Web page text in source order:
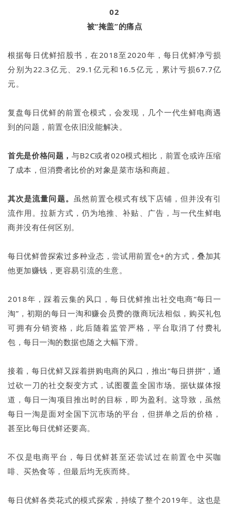
02
被“掩盖”的痛点
根据每日优鲜招股书，在2018至2020年，每日优鲜净亏损
分别为22.3亿元、29.1亿元和16.5亿元，累计亏损67.7亿
元。
复盘每日优鲜的前置仓模式，会发现，几个一代生鲜电商遇
到的问题，前置仓依旧没能解决。
首先是价格问题，与B2C或者020模式相比，前置仓或许压缩
了成本，但消费者比价的对象是菜市场和商超。
其次是流量问题。 虽然前置仓模式有线下店铺，但并没有引
流作用。拉新方式，仍为地推、补贴、广告，与一代生鲜电
商并没有任何区别。
每日优鲜曾探索过多种业态，尝试用前置仓+的方式，叠加其
他更加赚钱，更容易引流的生意。
2018年，踩着云集的风口，每日优鲜推出社交电商“每日一
淘”，初期的每日一淘和赚会员费的微商玩法相似，购买礼包
可拥有分销资格，此后随着监管严格，平台取消了付费礼
包，每日一淘的数据也随之大幅下滑。
接着，每日优鲜又踩着拼购电商的风口，推出“每日拼拼”，通
过砍一刀的社交裂变方式，试图覆盖全国市场。据钛媒体报
道，每日一淘项目推出时的目标，即为盈利。这导致，虽然
每日一淘是面对全国下沉市场的平台，但拼单之后的价格，
甚至比每日优鲜还要高。
不仅是电商平台，每日优鲜甚至还尝试过在前置仓中买咖
啡、买热食等，但最后均无疾而终。
每日优鲜各类花式的模式探索，持续了整个2019年。这也是